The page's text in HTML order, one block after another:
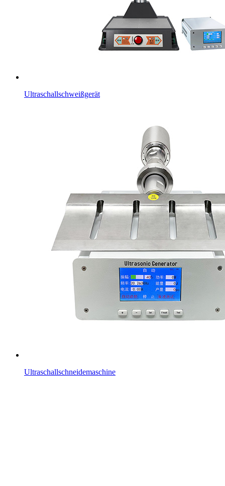
Ultraschallschweißgerät
Ultraschallschneidemaschine